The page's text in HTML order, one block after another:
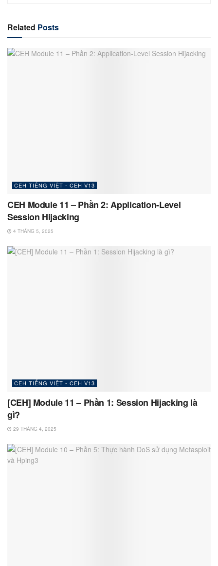
Related Posts
CEH TIẾNG VIỆT - CEH V13
CEH Module 11 – Phần 2: Application-Level
Session Hijacking
4 THÁNG 5, 2025
CEH TIẾNG VIỆT - CEH V13
[CEH] Module 11 – Phần 1: Session Hijacking là
gì?
29 THÁNG 4, 2025